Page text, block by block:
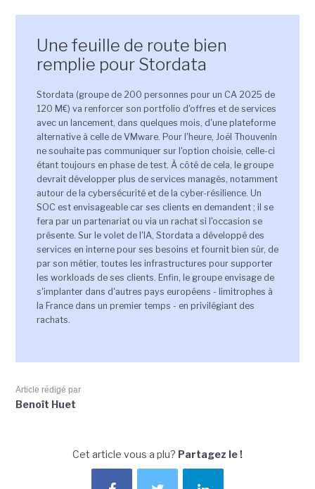
Une feuille de route bien
remplie pour Stordata
Stordata (groupe de 200 personnes pour un CA 2025 de
120 M€) va renforcer son portfolio d'offres et de services
avec un lancement, dans quelques mois, d'une plateforme
alternative à celle de VMware. Pour l'heure, Joël Thouvenin
ne souhaite pas communiquer sur l'option choisie, celle-ci
étant toujours en phase de test. À côté de cela, le groupe
devrait développer plus de services managés, notamment
autour de la cybersécurité et de la cyber-résilience. Un
SOC est envisageable car ses clients en demandent ; il se
fera par un partenariat ou via un rachat si l'occasion se
présente. Sur le volet de l'IA, Stordata a développé des
services en interne pour ses besoins et fournit bien sûr, de
par son métier, toutes les infrastructures pour supporter
les workloads de ses clients. Enfin, le groupe envisage de
s'implanter dans d'autres pays européens - limitrophes à
la France dans un premier temps - en privilégiant des
rachats.
Article rédigé par
Benoît Huet
Cet article vous a plu? Partagez le !